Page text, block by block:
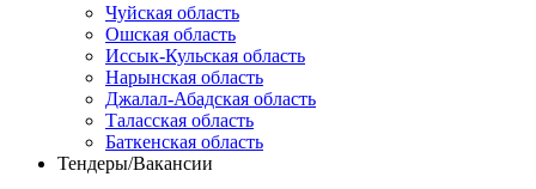
Чуйская область
Ошская область
Иссык-Кульская область
Нарынская область
Джалал-Абадская область
Таласская область
Баткенская область
Тендеры/Вакансии